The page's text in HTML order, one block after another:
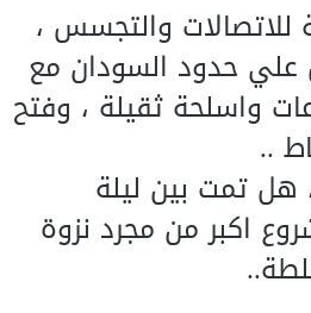
للاتصالات والتجسس ،
علي حدود السودان مع
واسلحة ثقيلة ، وفتح
..
هل تمت بين ليلة
اكبر من مجرد نزوة